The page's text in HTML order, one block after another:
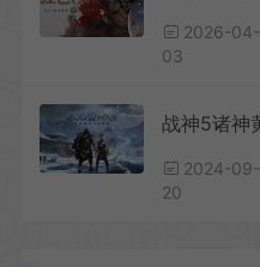
2026-04-
03
2024-09-
20